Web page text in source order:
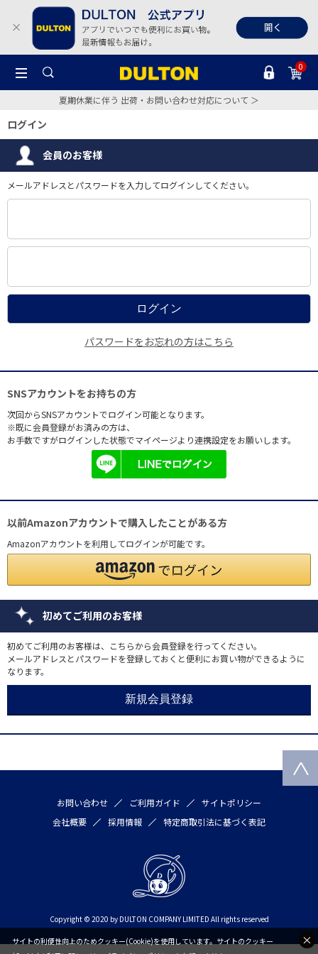
0
夏期休業に伴う 出荷・お問い合わせ対応について ＞
ログイン
会員のお客様
メールアドレスとパスワードを入力してログインしてください。
パスワードをお忘れの方はこちら
SNSアカウントをお持ちの方
次回からSNSアカウントでログイン可能となります。
※既に会員登録がお済みの方は、
お手数ですがログインした状態でマイページより連携設定をお願いします。
以前Amazonアカウントで購入したことがある方
Amazonアカウントを利用してログインが可能です。
初めてご利用のお客様
初めてご利用のお客様は、こちらから会員登録を行ってください。
メールアドレスとパスワードを登録しておくと便利にお買い物ができるように
なります。
お問い合わせ ご利用ガイド
サイトポリシー
会社概要
採用情報 特定商取引法に基づく表記
Copyright © 2020 by DULTON COMPANY LIMITED All rights reserved
サイトの利便性向上のためクッキー(Cookie)を使用しています。サイトのクッキー